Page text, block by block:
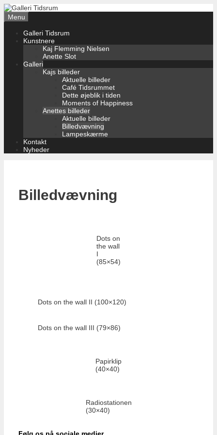
Hop
indhold
Menu
Galleri Tidsrum
Kunstnere
Kaj Flemming Nielsen
Anette Slot
Galleri
Kajs billeder
Aktuelle billeder
Café Tidsrummet
Dette øjeblik i tiden
Moments of Happiness
Anettes billeder
Aktuelle billeder
Billedvævning
Lampeskærme
Kontakt
Nyheder
Billedvævning
Dots on
the wall
I
(85×54)
Dots on the wall II (100×120)
Dots on the wall III (79×86)
Papirklip
(40×40)
Radiostationen
(30×40)